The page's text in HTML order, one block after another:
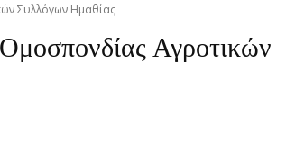
Συλλόγων Ημαθίας
Αγροτικών